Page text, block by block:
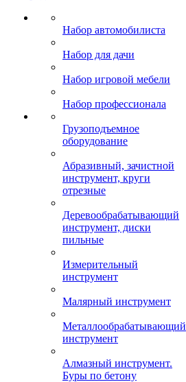
Набор автомобилиста
Набор для дачи
Набор игровой мебели
Набор профессионала
Грузоподъемное
оборудование
Абразивный, зачистной
инструмент, круги
отрезные
Деревообрабатывающий
инструмент, диски
пильные
Измерительный
инструмент
Малярный инструмент
Металлообрабатывающий
инструмент
Алмазный инструмент.
Буры по бетону